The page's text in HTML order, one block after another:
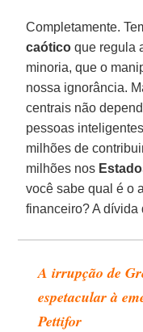
Completamente.
caótico que regula
minoria, que o
nossa ignorância.
centrais não
pessoas
milhões de
milhões nos
você sabe qual é o
financeiro? A dívida
A irrupção de
espetacular à
Pettifor